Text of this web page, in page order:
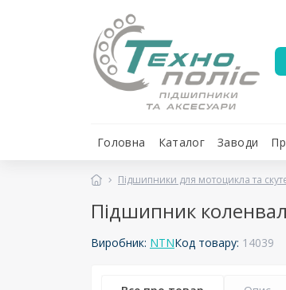
Головна Каталог Заводи
Підшипники для мотоцикла та
Підшипник
Виробник: NTNКод товару: 14039